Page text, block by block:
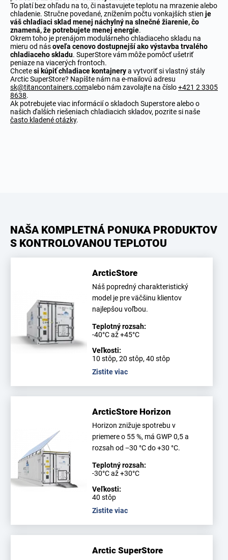
To platí bez ohľadu na to, či nastavujete teplotu na mrazenie alebo
chladenie. Stručne povedané, znížením počtu vonkajších stien je
váš chladiaci sklad menej náchylný na slnečné žiarenie, čo
znamená, že potrebujete menej energie.
Okrem toho je prenájom modulárneho chladiaceho skladu na
mieru od násoveľa cenovo dostupnejší ako výstavba trvalého
chladiaceho skladu. SuperStore vám môže pomôcť ušetriť
peniaze na viacerých frontoch.
Chcetesi kúpiť chladiace kontajnerya vytvoriť si vlastný stály
Arctic SuperStore? Napíšte nám na e-mailovú adresu
sk@titancontainers.comalebo nám zavolajte na číslo+421 2 3305
8638.
Ak potrebujete viac informácií o skladoch Superstore alebo o
našich ďalších riešeniach chladiacich skladov, pozrite si naše
často kladené otázky.
NAŠA KOMPLETNÁ PONUKA PRODUKTOV
S KONTROLOVANOU TEPLOTOU
ArcticStore
Náš popredný charakteristický
model je pre väčšinu klientov
najlepšou voľbou.
Teplotný rozsah:
-40°C až +45°C
Veľkosti:
10 stôp, 20 stôp, 40 stôp
Zistite viac
ArcticStore Horizon
Horizon znižuje spotrebu v
priemere o 55 %, má GWP 0,5 a
rozsah od −30 °C do +30 °C.
Teplotný rozsah:
-30°C až +30°C
Veľkosti:
40 stôp
Zistite viac
Arctic SuperStore